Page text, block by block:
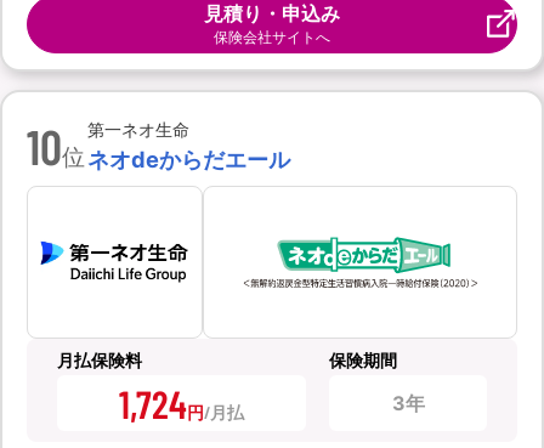
見積り・申込み
保険会社サイトへ
10位
第一ネオ生命
ネオdeからだエール
月払保険料
1,724円
保険期間
3年